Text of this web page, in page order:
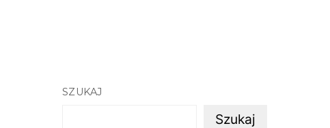
SZUKAJ
Szukaj